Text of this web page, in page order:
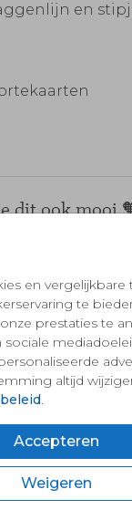
en vergelijkbare
te
prestaties te
altijd
.
Accepteren
Weigeren
en
dit ook mooi